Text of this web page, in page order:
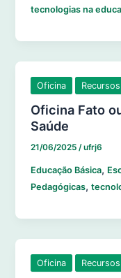
tecnologias na
Oficina Recursos
Oficina Fato
Saúde
21/06/2025 /ufrj6
Educação Básica,
Pedagógicas,
Oficina Recursos